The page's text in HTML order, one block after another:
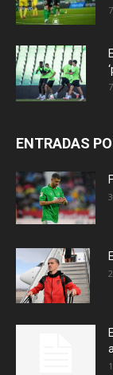
ENTRADAS